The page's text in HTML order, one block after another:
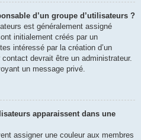
d’un groupe d’utilisateurs ?
est généralement assigné
initialement créés par un
intéressé par la création d’un
devrait être un administrateur.
un message privé.
apparaissent dans une
assigner une couleur aux membres